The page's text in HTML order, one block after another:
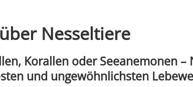
Nesseltiere
Korallen oder Seeanemonen –
und ungewöhnlichsten